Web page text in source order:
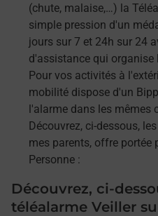
(chute, malaise,…) la
simple pression d'un
jours sur 7 et 24h sur 24
d'assistance qui organise
Pour vos activités à
mobilité dispose d'un
l'alarme dans les mêmes
Découvrez, ci-dessous,
mes parents, offre portée
Personne :
Découvrez, ci-
téléalarme Veiller